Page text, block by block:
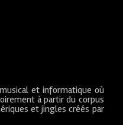
et informatique où
à partir du corpus
et jingles créés par